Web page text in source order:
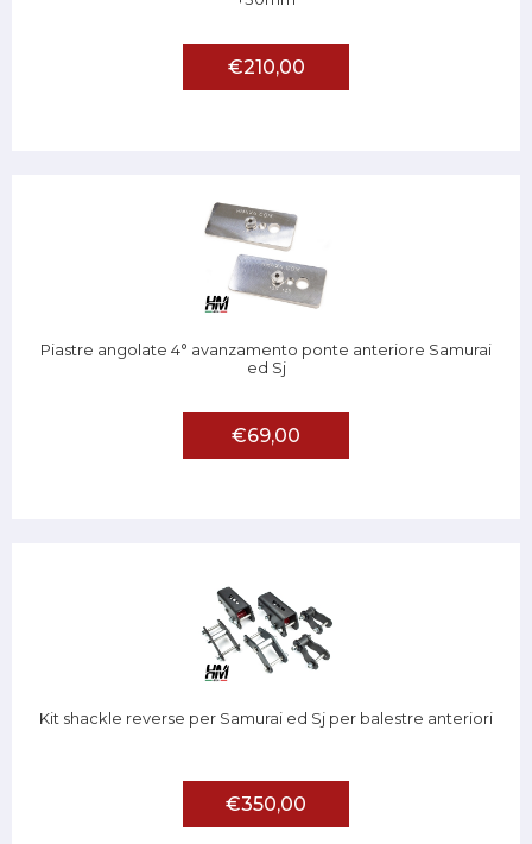
€210,00
Piastre angolate 4° avanzamento ponte anteriore Samurai
ed Sj
€69,00
Kit shackle reverse per Samurai ed Sj per balestre anteriori
€350,00